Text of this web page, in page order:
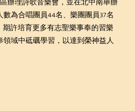
為合唱團員44名、樂團團員37名
許培育更多有志聖樂事奉的習樂
域中砥礪學習，以達到榮神益人